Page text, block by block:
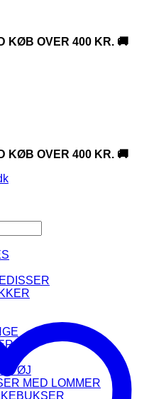
KØB OVER 400 KR. 🚚
KØB OVER 400 KR. 🚚
MED LOMMER